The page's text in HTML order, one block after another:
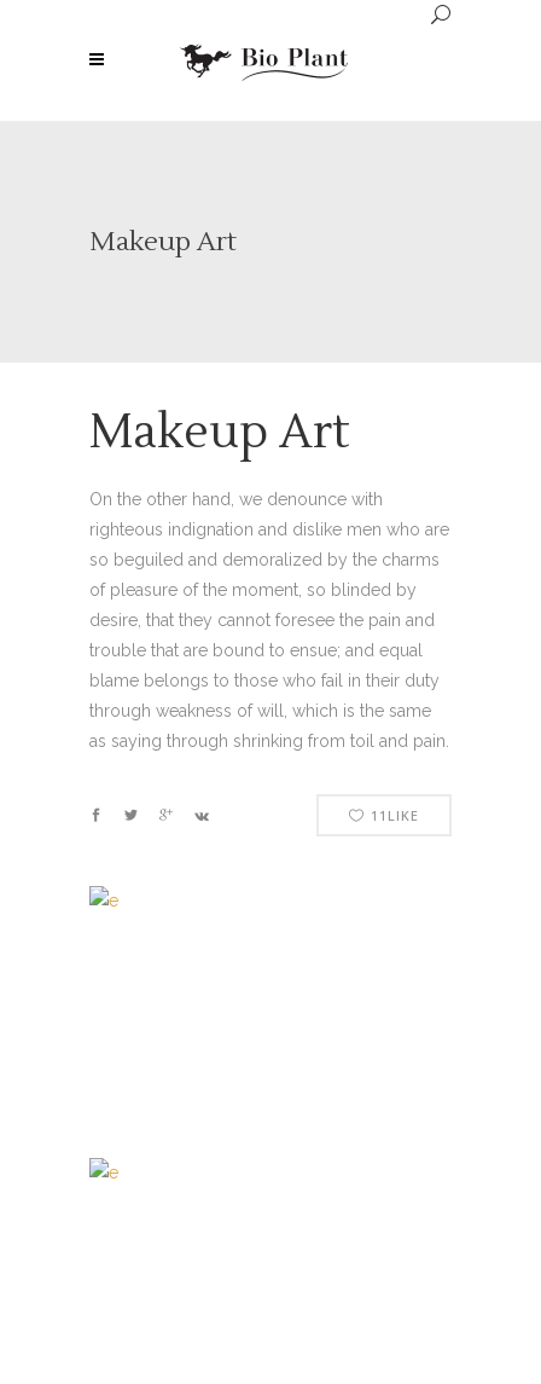
Makeup Art
Makeup Art
On the other hand, we denounce with
righteous indignation and dislike men who are
so beguiled and demoralized by the charms
of pleasure of the moment, so blinded by
desire, that they cannot foresee the pain and
trouble that are bound to ensue; and equal
blame belongs to those who fail in their duty
through weakness of will, which is the same
as saying through shrinking from toil and pain.
11 LIKE